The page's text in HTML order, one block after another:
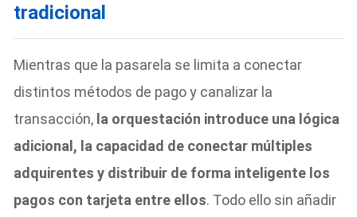
tradicional
Mientras que la pasarela se limita a conectar
distintos métodos de pago y canalizar la
transacción, la orquestación introduce una lógica
adicional, la capacidad de conectar múltiples
adquirentes y distribuir de forma inteligente los
pagos con tarjeta entre ellos. Todo ello sin añadir